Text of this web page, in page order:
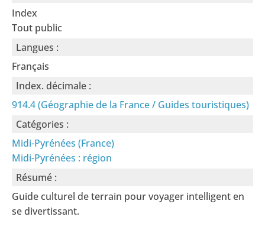
Index
Tout public
Langues :
Français
Index. décimale :
914.4 (Géographie de la France / Guides touristiques)
Catégories :
Midi-Pyrénées (France)
Midi-Pyrénées : région
Résumé :
Guide culturel de terrain pour voyager intelligent en
se divertissant.